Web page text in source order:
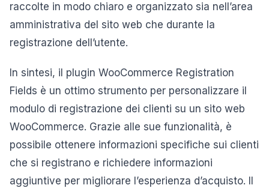
raccolte in modo chiaro e organizzato sia nell’area
amministrativa del sito web che durante la
registrazione dell’utente.
In sintesi, il plugin WooCommerce Registration
Fields è un ottimo strumento per personalizzare il
modulo di registrazione dei clienti su un sito web
WooCommerce. Grazie alle sue funzionalità, è
possibile ottenere informazioni specifiche sui clienti
che si registrano e richiedere informazioni
aggiuntive per migliorare l’esperienza d’acquisto. Il